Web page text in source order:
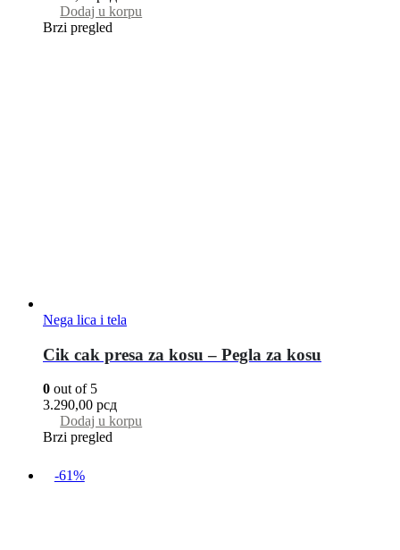
Dodaj u korpu
Brzi pregled
Nega lica i tela
Cik cak presa za kosu – Pegla za kosu
0 out of 5
3.290,00 рсд
Dodaj u korpu
Brzi pregled
-61%